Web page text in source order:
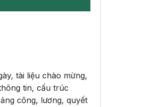
tài liệu chào mừng,
tin, cấu trúc
công, lương, quyết